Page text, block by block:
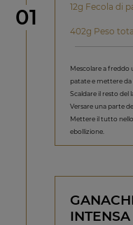
Step
01 12g Fecola di
402g Peso
Mescolare a freddo
patate e mettere da
Scaldare il resto del
Versare una parte
Mettere il tutto
ebollizione.